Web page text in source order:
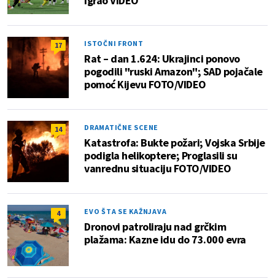
17 ISTOČNI FRONT
Rat – dan 1.624: Ukrajinci ponovo
pogodili "ruski Amazon"; SAD pojačale
pomoć Kijevu FOTO/VIDEO
14 DRAMATIČNE SCENE
Katastrofa: Bukte požari; Vojska Srbije
podigla helikoptere; Proglasili su
vanrednu situaciju FOTO/VIDEO
4 EVO ŠTA SE KAŽNJAVA
Dronovi patroliraju nad grčkim
plažama: Kazne idu do 73.000 evra